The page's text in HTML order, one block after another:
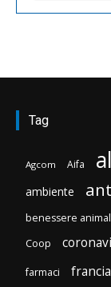
Tag
Agcom Aifa
ambiente
benessere
Coop
farmaci francia